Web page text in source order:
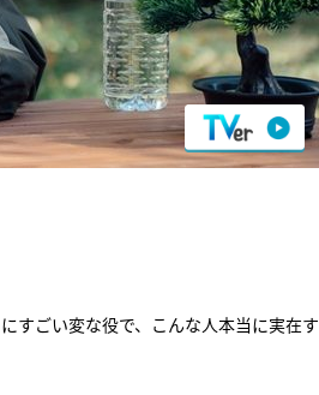
すごい変な役で、こんな人本当に実在す